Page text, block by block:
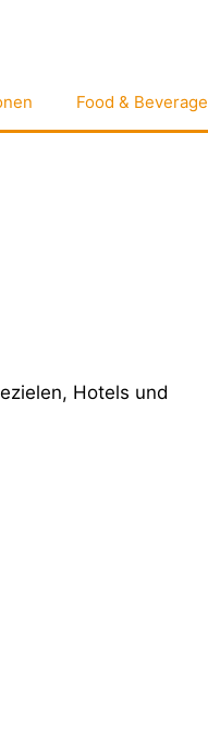
Food & Beverage
Hotels und